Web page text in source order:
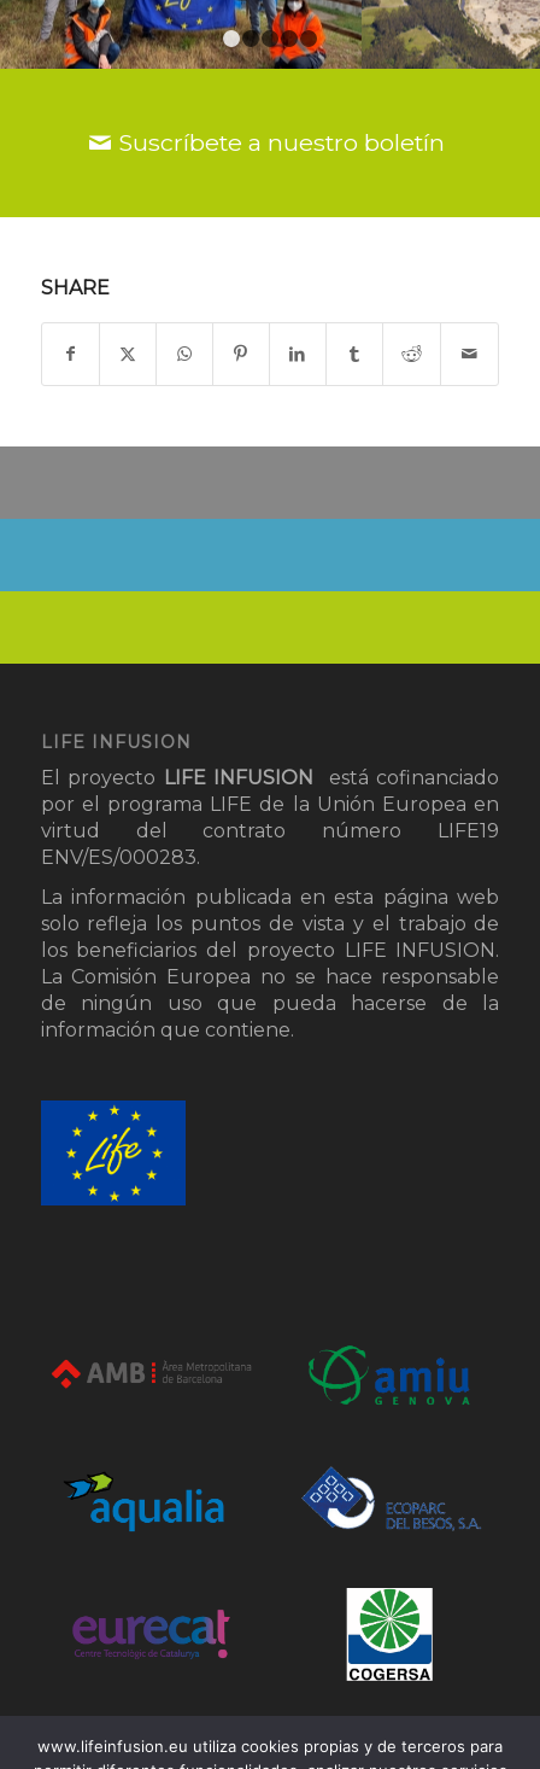
1 2 3 4 5
Suscríbete a nuestro boletín
SHARE
LIFE INFUSION
El proyecto LIFE INFUSION
está cofinanciado
por el programa LIFE de la Unión Europea en
virtud del contrato número LIFE19
ENV/ES/000283.
La información publicada en esta página web
solo refleja los puntos de vista y el trabajo de
los beneficiarios del proyecto LIFE INFUSION.
La Comisión Europea no se hace responsable
de ningún uso que pueda hacerse de la
información que contiene.
www.lifeinfusion.eu utiliza cookies propias y de terceros para